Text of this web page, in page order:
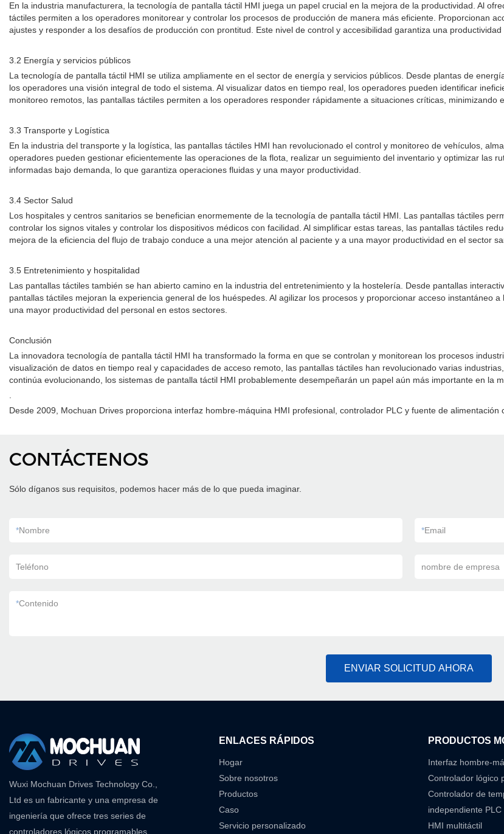
En la industria manufacturera, la tecnología de pantalla táctil HMI juega un papel crucial en la mejora de la productividad. Al
táctiles permiten a los operadores monitorear y controlar los procesos de producción de manera más eficiente. Proporcionan
ajustes y responder a los desafíos de producción con prontitud. Este nivel de control y accesibilidad garantiza una
3.2 Energía y servicios públicos
La tecnología de pantalla táctil HMI se utiliza ampliamente en el sector de energía y servicios públicos. Desde plantas de
los operadores una visión integral de todo el sistema. Al visualizar datos en tiempo real, los operadores pueden identificar
monitoreo remotos, las pantallas táctiles permiten a los operadores responder rápidamente a situaciones críticas, minimizando
3.3 Transporte y Logística
En la industria del transporte y la logística, las pantallas táctiles HMI han revolucionado el control y monitoreo de vehículos,
operadores pueden gestionar eficientemente las operaciones de la flota, realizar un seguimiento del inventario y optimizar las
informadas bajo demanda, lo que garantiza operaciones fluidas y una mayor productividad.
3.4 Sector Salud
Los hospitales y centros sanitarios se benefician enormemente de la tecnología de pantalla táctil HMI. Las pantallas táctiles
controlar los signos vitales y controlar los dispositivos médicos con facilidad. Al simplificar estas tareas, las pantallas táctiles
mejora de la eficiencia del flujo de trabajo conduce a una mejor atención al paciente y a una mayor productividad en el sector
3.5 Entretenimiento y hospitalidad
Las pantallas táctiles también se han abierto camino en la industria del entretenimiento y la hostelería. Desde pantallas
pantallas táctiles mejoran la experiencia general de los huéspedes. Al agilizar los procesos y proporcionar acceso instantáneo
una mayor productividad del personal en estos sectores.
Conclusión
La innovadora tecnología de pantalla táctil HMI ha transformado la forma en que se controlan y monitorean los procesos
visualización de datos en tiempo real y capacidades de acceso remoto, las pantallas táctiles han revolucionado varias
continúa evolucionando, los sistemas de pantalla táctil HMI probablemente desempeñarán un papel aún más importante en la
.
Desde 2009, Mochuan Drives proporciona interfaz hombre-máquina HMI profesional, controlador PLC y fuente de
CONTÁCTENOS
Sólo díganos sus requisitos, podemos hacer más de lo que pueda imaginar.
*Nombre *Email
Teléfono nombre de empresa
*Contenido
ENVIAR SOLICITUD AHORA
Wuxi Mochuan Drives Technology Co.,
Ltd es un fabricante y una empresa de
ingeniería que ofrece tres series de
controladores lógicos programables
ENLACES RÁPIDOS
Hogar
Sobre nosotros
Productos
Caso
Servicio personalizado
PRODUCTOS
Interfaz hombre-
Controlador lógico
Controlador de
independiente PLC
HMI multitáctil